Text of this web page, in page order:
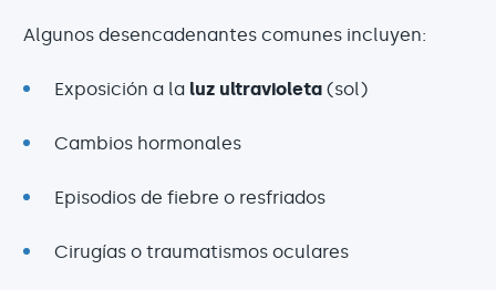
Algunos desencadenantes comunes incluyen:
Exposición a la luz ultravioleta (sol)
Cambios hormonales
Episodios de fiebre o resfriados
Cirugías o traumatismos oculares